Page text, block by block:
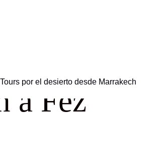
Tours por el desierto desde Marrakech
a Fez